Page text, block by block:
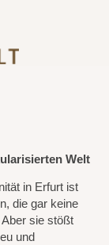
Welt
in Erfurt ist
die gar keine
sie stößt
und